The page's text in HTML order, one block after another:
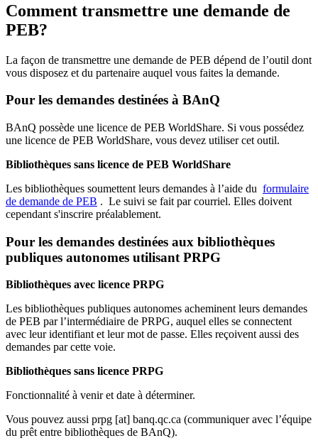
Comment transmettre une demande de
PEB?
La façon de transmettre une demande de PEB dépend de l’outil dont
vous disposez et du partenaire auquel vous faites la demande.
Pour les demandes destinées à BAnQ
BAnQ possède une licence de PEB WorldShare. Si vous possédez
une licence de PEB WorldShare, vous devez utiliser cet outil.
Bibliothèques sans licence de PEB WorldShare
Les bibliothèques soumettent leurs demandes à l’aide du formulaire
de demande de PEB . Le suivi se fait par courriel. Elles doivent
cependant s'inscrire préalablement.
Pour les demandes destinées aux bibliothèques
publiques autonomes utilisant PRPG
Bibliothèques avec licence PRPG
Les bibliothèques publiques autonomes acheminent leurs demandes
de PEB par l’intermédiaire de PRPG, auquel elles se connectent
avec leur identifiant et leur mot de passe. Elles reçoivent aussi des
demandes par cette voie.
Bibliothèques sans licence PRPG
Fonctionnalité à venir et date à déterminer.
Vous pouvez aussi prpg [at] banq.qc.ca (communiquer avec l’équipe
du prêt entre bibliothèques de BAnQ).